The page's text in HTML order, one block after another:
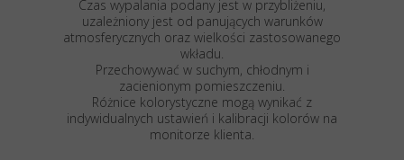
Czas wypalania podany jest w przybliżeniu,
uzależniony jest od panujących warunków
atmosferycznych oraz wielkości zastosowanego
wkładu.
Przechowywać w suchym, chłodnym i
zacienionym pomieszczeniu.
Różnice kolorystyczne mogą wynikać z
indywidualnych ustawień i kalibracji kolorów na
monitorze klienta.